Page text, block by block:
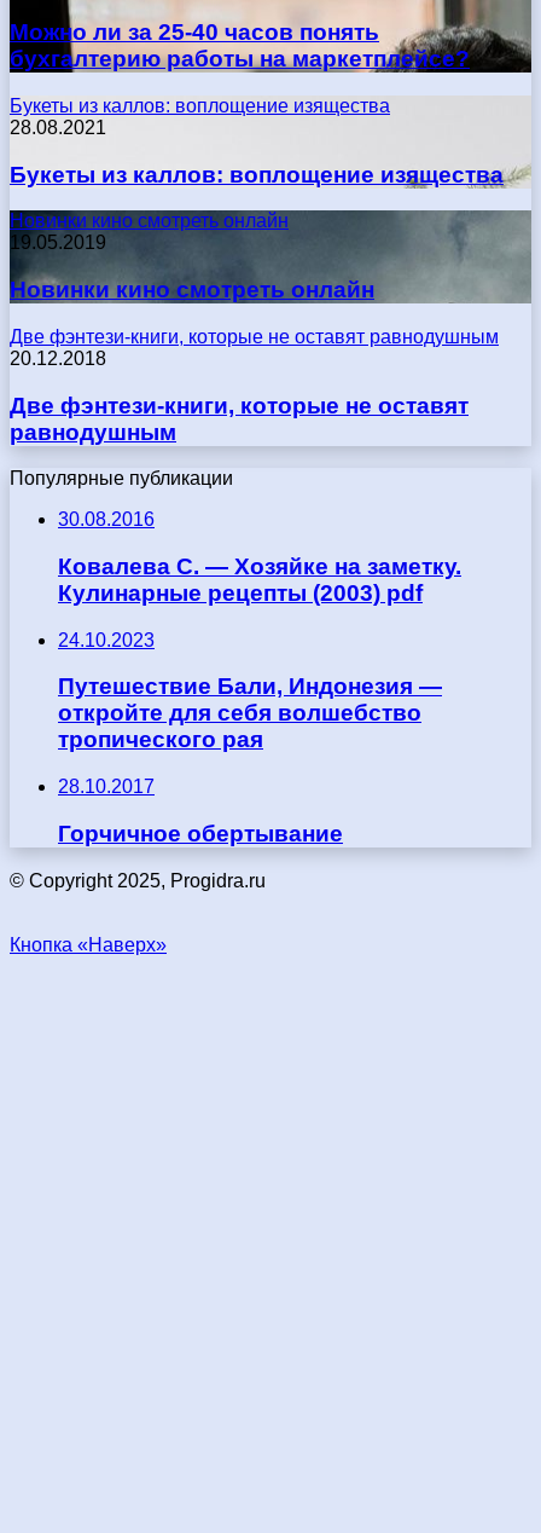
Можно ли за 25-40 часов понять
бухгалтерию работы на маркетплейсе?
Букеты из каллов: воплощение изящества
28.08.2021
Букеты из каллов: воплощение изящества
Новинки кино смотреть онлайн
19.05.2019
Новинки кино смотреть онлайн
Две фэнтези-книги, которые не оставят равнодушным
20.12.2018
Две фэнтези-книги, которые не оставят
равнодушным
Популярные публикации
30.08.2016
Ковалева С. — Хозяйке на заметку.
Кулинарные рецепты (2003) pdf
24.10.2023
Путешествие Бали, Индонезия —
откройте для себя волшебство
тропического рая
28.10.2017
Горчичное обертывание
© Copyright 2025, Progidra.ru
Кнопка «Наверх»